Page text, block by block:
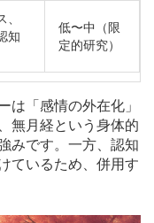
知
低〜中（限
定的研究）
は「感情の外在化」
無月経という身体的
みです。一方、認知
ているため、併用す